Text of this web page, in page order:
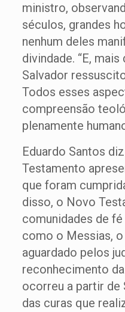
ministro,
séculos, grandes
nenhum deles
divindade. “E,
Salvador
Todos esses
compreensão
plenamente
Eduardo Santos
Testamento
que foram
disso, o Novo
comunidades de
como o Messias,
aguardado pelos
reconhecimento
ocorreu a partir de
das curas que